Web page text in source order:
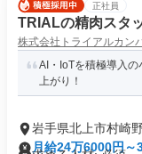
正社員
TRIALの精肉スタ
株式会社トライアルカン
AI・IoTを積極導入
上がり！
岩手県北上市村崎
月給24万6000円～